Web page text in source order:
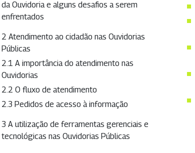
da Ouvidoria e alguns desafios a serem
enfrentados
2 Atendimento ao cidadão nas Ouvidorias
Públicas
2.1 A importância do atendimento nas
Ouvidorias
2.2 O fluxo de atendimento
2.3 Pedidos de acesso à informação
3 A utilização de ferramentas gerenciais e
tecnológicas nas Ouvidorias Públicas